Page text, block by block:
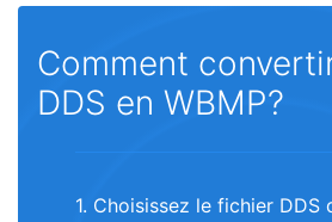
Comment
DDS en WBMP?
1. Choisissez le fichier DDS